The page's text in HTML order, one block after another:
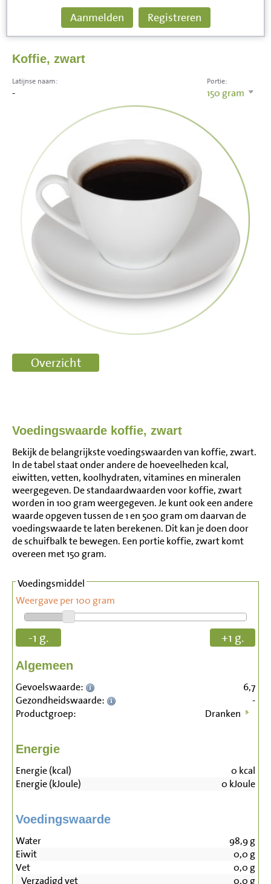
Aanmelden Registreren
Koffie, zwart
Portie:
150 gram
Latijnse naam:
-
Voedingswaarde koffie, zwart
Bekijk de belangrijkste voedingswaarden van koffie, zwart.
In de tabel staat onder andere de hoeveelheden kcal,
eiwitten, vetten, koolhydraten, vitamines en mineralen
weergegeven. De standaardwaarden voor koffie, zwart
worden in 100 gram weergegeven. Je kunt ook een andere
waarde opgeven tussen de 1 en 500 gram om daarvan de
voedingswaarde te laten berekenen. Dit kan je doen door
de schuifbalk te bewegen. Een portie koffie, zwart komt
overeen met 150 gram.
Voedingsmiddel
Weergave per 100 gram
-1 g. +1 g.
Algemeen
Gevoelswaarde:
6,7
Gezondheidswaarde:
-
Productgroep:
Dranken
Energie
Energie (kcal) 0 kcal
Energie (kJoule)
0 kJoule
Voedingswaarde
Water 98,9g
Eiwit
0,0 g
Vet
0,0 g
Verzadigd vet
0,0 g